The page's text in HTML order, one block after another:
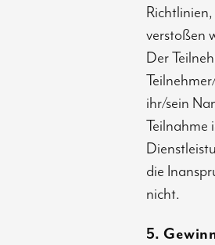
verstoßen
Der
ihr/sein
Teilnahme
die
nicht.
5.